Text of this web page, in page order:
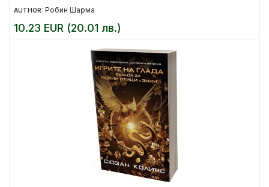
AUTHOR: Робин Шарма
10.23 EUR (20.01 лв.)